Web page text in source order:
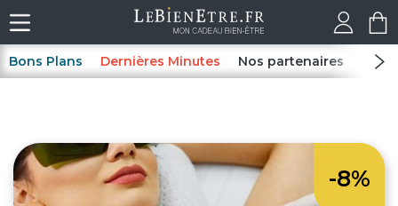
Bons Plans Dernières Minutes Nos partenaires Spas
-8%